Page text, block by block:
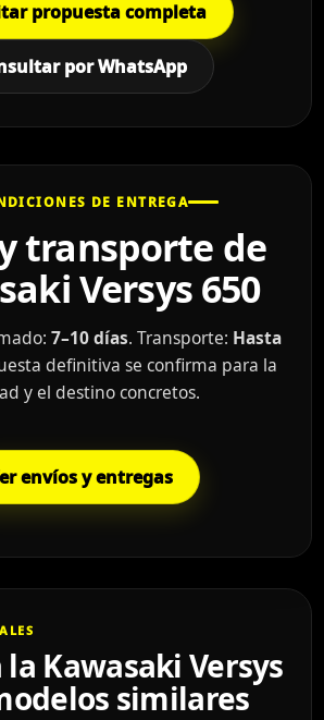
propuesta completa
por WhatsApp
DE ENTREGA
transporte de
Versys 650
7–10 días. Transporte: Hasta
definitiva se confirma para la
y el destino concretos.
envíos y entregas
Kawasaki Versys
similares